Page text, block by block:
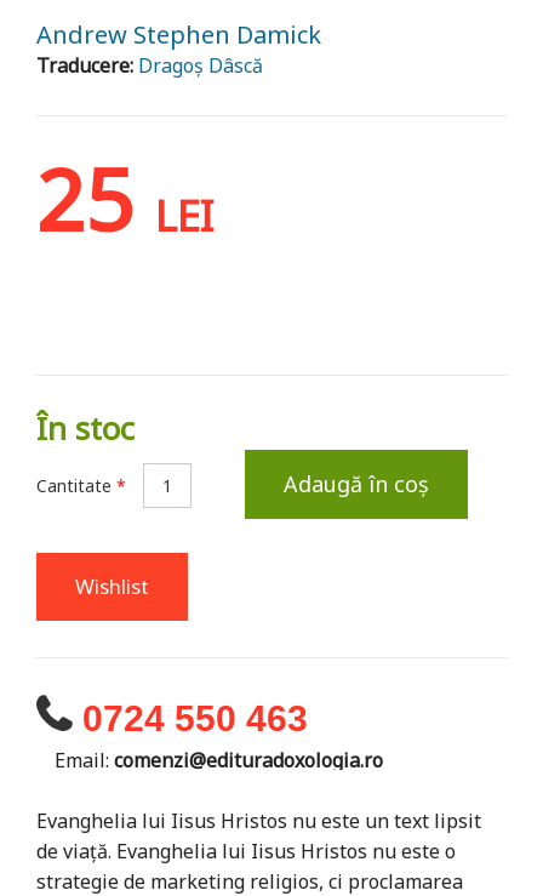
Andrew Stephen Damick
Traducere: Dragoș Dâscă
25 LEI
În stoc
Cantitate * Adaugă în coș
Wishlist
0724 550 463
Email: comenzi@edituradoxologia.ro
Evanghelia lui Iisus Hristos nu este un text lipsit
de viaţă. Evanghelia lui Iisus Hristos nu este o
strategie de marketing religios, ci proclamarea